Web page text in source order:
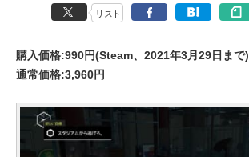
リスト
購入価格:990円(Steam、2021年3月29日まで)
通常価格:3,960円